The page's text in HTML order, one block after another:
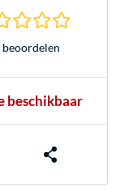
beoordelen
beschikbaar